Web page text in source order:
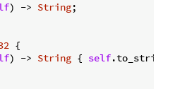
) -> String;
{
) -> String { self